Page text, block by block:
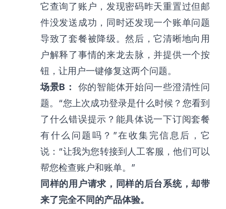
它查询了账户，发现密码昨天重置过但邮
件没发送成功，同时还发现一个账单问题
导致了套餐被降级。然后，它清晰地向用
户解释了事情的来龙去脉，并提供一个按
钮，让用户一键修复这两个问题。
场景B：
你的智能体开始问一些澄清性问
题。“您上次成功登录是什么时候？您看到
了什么错误提示？能具体说一下订阅套餐
有什么问题吗？”在收集完信息后，它
说：“让我为您转接到人工客服，他们可以
帮您检查账户和账单。”
同样的用户请求，同样的后台系统，却带
来了完全不同的产品体验。